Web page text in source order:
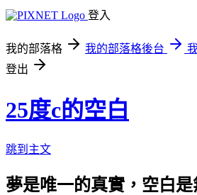
登入
我的部落格 我的部落格後台
登出
25度c的空白
跳到主文
夢是唯一的真實，空白